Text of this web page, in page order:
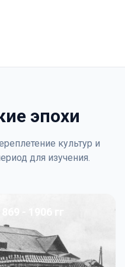
эпохи
культур и
для изучения.
- 1906 гг